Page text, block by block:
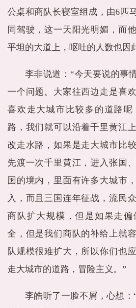
公桌和商队长寝室组成，由6匹
同驾驶，这一天阳光明媚，而
平坦的大道上，呕吐的人数也因
李非说道：“今天要说的事
一个问题。大家往西边走是喜
喜欢走大城市比较多的道路呢
路，我们就可以沿着千里黄江
改走水路，如果是走大城市比
先渡一次千里黄江，进入张国
国的境内，里面有许多大城市
入，而且三国连年征战，流民
商队扩大规模，但是如果走偏
全，但是我们商队的补给上就
队规模很难扩大，所以你们也
走大城市的道路，冒险主义。”
李皓听了一脸不屑，心想：